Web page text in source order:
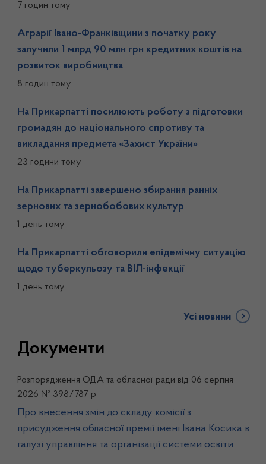
7 годин тому
Аграрії Івано-Франківщини з початку року
залучили 1 млрд 90 млн грн кредитних коштів на
розвиток виробництва
8 годин тому
На Прикарпатті посилюють роботу з підготовки
громадян до національного спротиву та
викладання предмета «Захист України»
23 години тому
На Прикарпатті завершено збирання ранніх
зернових та зернобобових культур
1 день тому
На Прикарпатті обговорили епідемічну ситуацію
щодо туберкульозу та ВІЛ-інфекції
1 день тому
Усі новини
Документи
Розпорядження ОДА та обласної ради від 06 серпня
2026 № 398/787-р
Про внесення змін до складу комісії з
присудження обласної премії імені Івана Косика в
галузі управління та організації системи освіти